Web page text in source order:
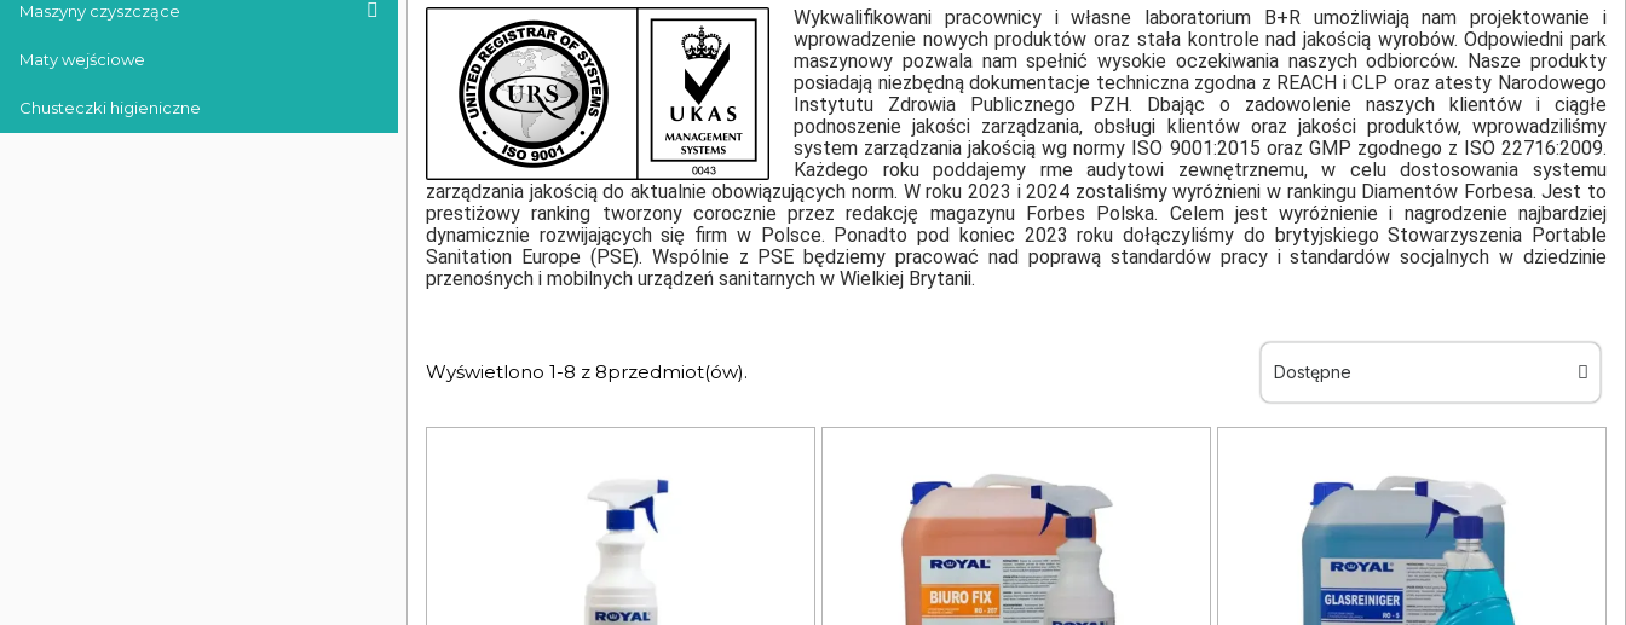
Maszyny czyszczące
Maty wejściowe
Chusteczki higieniczne
Wykwalifikowani pracownicy i własne laboratorium B+R umożliwiają nam projektowanie i
wprowadzenie nowych produktów oraz stała kontrole nad jakością wyrobów. Odpowiedni park
maszynowy pozwala nam spełnić wysokie oczekiwania naszych odbiorców. Nasze produkty
posiadają niezbędną dokumentacje techniczna zgodna z REACH i CLP oraz atesty Narodowego
Instytutu Zdrowia Publicznego PZH. Dbając o zadowolenie naszych klientów i ciągłe
podnoszenie jakości zarządzania, obsługi klientów oraz jakości produktów, wprowadziliśmy
system zarządzania jakością wg normy ISO 9001:2015 oraz GMP zgodnego z ISO 22716:2009.
Każdego roku poddajemy rme audytowi zewnętrznemu, w celu dostosowania systemu
zarządzania jakością do aktualnie obowiązujących norm. W roku 2023 i 2024 zostaliśmy wyróżnieni w rankingu Diamentów Forbesa. Jest to
prestiżowy ranking tworzony corocznie przez redakcję magazynu Forbes Polska. Celem jest wyróżnienie i nagrodzenie najbardziej
dynamicznie rozwijających się firm w Polsce. Ponadto pod koniec 2023 roku dołączyliśmy do brytyjskiego Stowarzyszenia Portable
Sanitation Europe (PSE). Wspólnie z PSE będziemy pracować nad poprawą standardów pracy i standardów socjalnych w dziedzinie
przenośnych i mobilnych urządzeń sanitarnych w Wielkiej Brytanii.
Wyświetlono 1-8 z 8przedmiot(ów).